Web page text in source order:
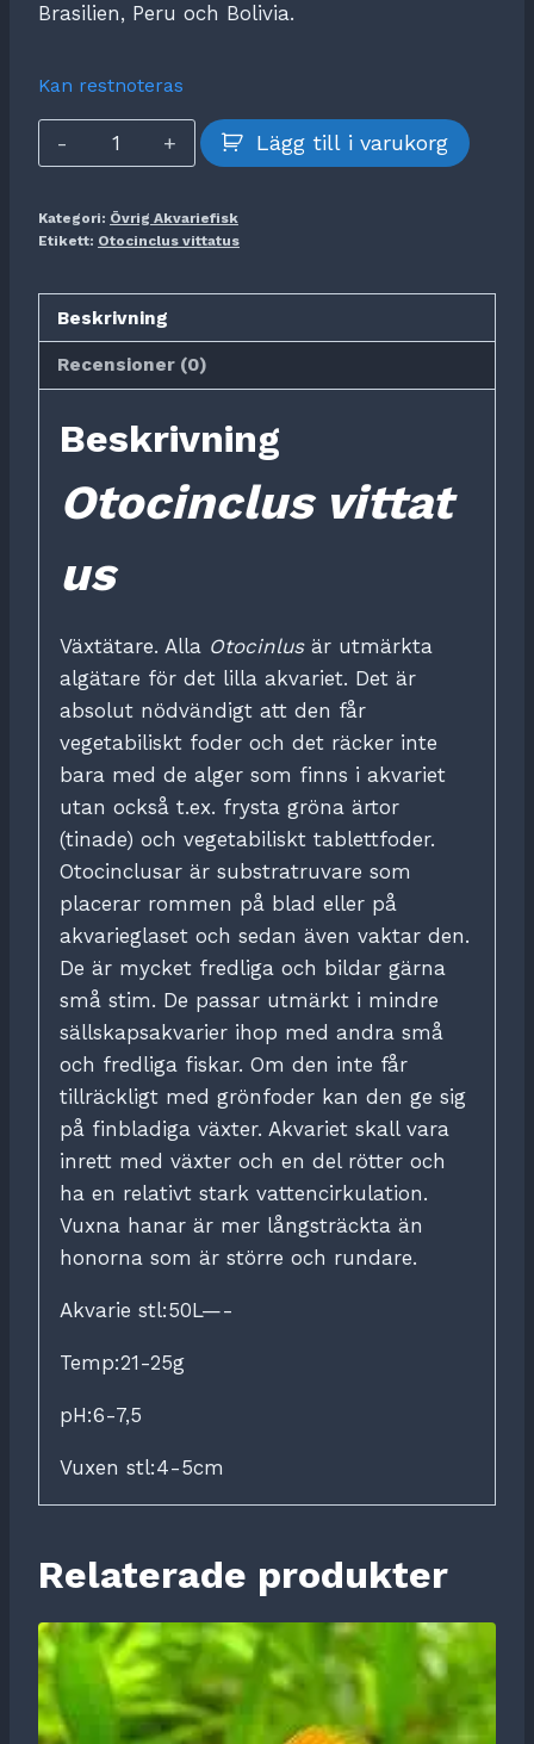
Brasilien, Peru och Bolivia.
Kan restnoteras
Otocinclus
vittatus
Lägg till i varukorg
Kategori: Övrig Akvariefisk
Etikett: Otocinclus vittatus
Beskrivning
Recensioner (0)
Beskrivning
Otocinclus vittat
us
Växtätare. Alla Otocinlusär utmärkta
algätare för det lilla akvariet. Det är
absolut nödvändigt att den får
vegetabiliskt foder och det räcker inte
bara med de alger som finns i akvariet
utan också t.ex. frysta gröna ärtor
(tinade) och vegetabiliskt tablettfoder.
Otocinclusar är substratruvare som
placerar rommen på blad eller på
akvarieglaset och sedan även vaktar den.
De är mycket fredliga och bildar gärna
små stim. De passar utmärkt i mindre
sällskapsakvarier ihop med andra små
och fredliga fiskar. Om den inte får
tillräckligt med grönfoder kan den ge sig
på finbladiga växter. Akvariet skall vara
inrett med växter och en del rötter och
ha en relativt stark vattencirkulation.
Vuxna hanar är mer långsträckta än
honorna som är större och rundare.
Akvarie stl:50L—-
Temp:21-25g
pH:6-7,5
Vuxen stl:4-5cm
Relaterade produkter